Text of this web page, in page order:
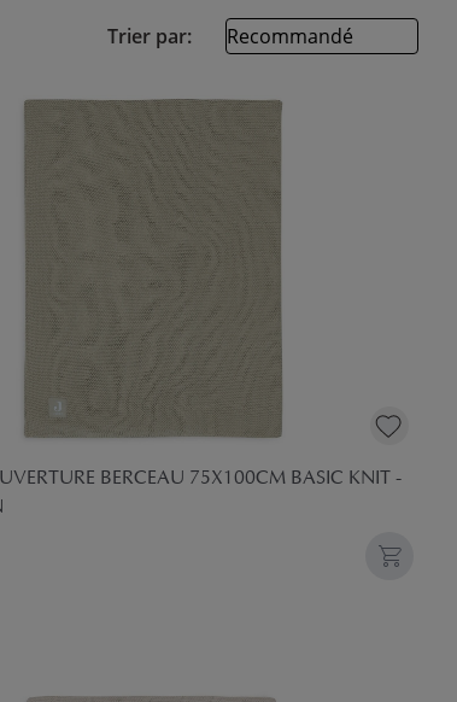
Trier par:
BERCEAU 75X100CM BASIC KNIT -